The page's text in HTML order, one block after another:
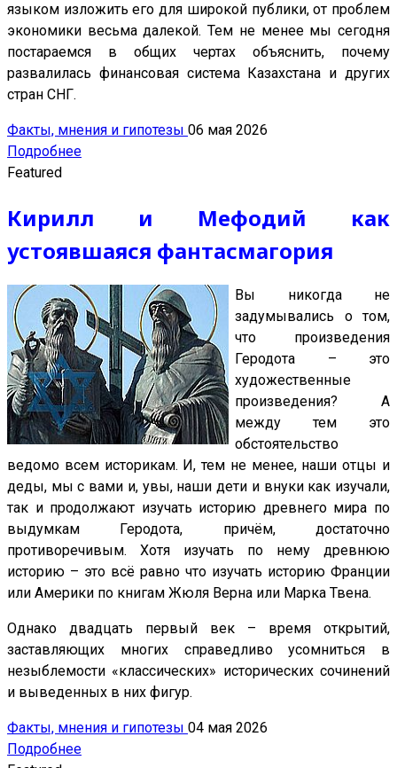
языком изложить его для широкой публики, от проблем
экономики весьма далекой. Тем не менее мы сегодня
постараемся в общих чертах объяснить, почему
развалилась финансовая система Казахстана и других
стран СНГ.
Факты, мнения и гипотезы 06 мая 2026
Подробнее
Featured
Кирилл и Мефодий как
устоявшаяся фантасмагория
Вы никогда не
задумывались о том,
что произведения
Геродота – это
художественные
произведения? А
между тем это
обстоятельство
ведомо всем историкам. И, тем не менее, наши отцы и
деды, мы с вами и, увы, наши дети и внуки как изучали,
так и продолжают изучать историю древнего мира по
выдумкам Геродота, причём, достаточно
противоречивым. Хотя изучать по нему древнюю
историю – это всё равно что изучать историю Франции
или Америки по книгам Жюля Верна или Марка Твена.
Однако двадцать первый век – время открытий,
заставляющих многих справедливо усомниться в
незыблемости «классических» исторических сочинений
и выведенных в них фигур.
Факты, мнения и гипотезы 04 мая 2026
Подробнее